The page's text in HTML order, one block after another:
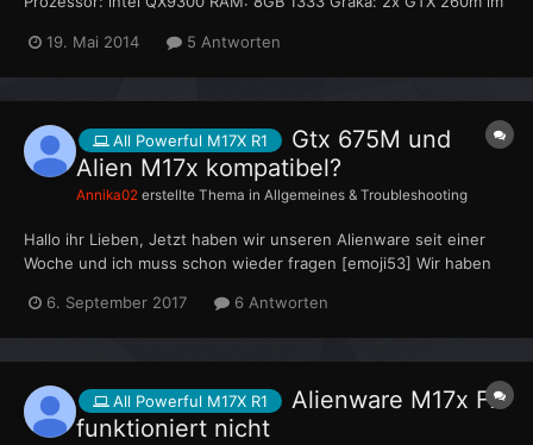
entscheidende frage! welche aktuelle graka passt in meinem
alienware bzw ist kompatibel?! geht ja wahrscheinlich au...
19. Mai 2014 5 Antworten
All Powerful M17X R1
Gtx 675M und
Alien M17x kompatibel?
Annika02 erstellte Thema in Allgemeines & Troubleshooting
Hallo ihr Lieben, Jetzt haben wir unseren Alienware seit einer
Woche und ich muss schon wieder fragen [emoji53] Wir haben
besorgt, laut Verkäufer anscheinend kompatibel.. Eingebaut -
der Alien startet nimmer.. ausgebaut u...
6. September 2017 6 Antworten
All Powerful M17X R1
Alienware M17x FX
funktioniert nicht